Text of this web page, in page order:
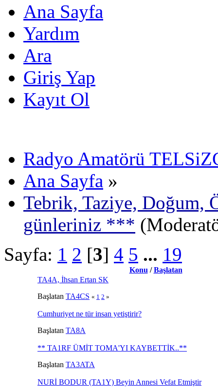
Ana Sayfa
Yardım
Ara
Giriş Yap
Kayıt Ol
Radyo Amatörü
Ana Sayfa »
Tebrik, Taziye, Doğum,
günleriniz ***
Sayfa: 1 2 [3] 4 5 ... 19
Konu /Başlatan
TA4A, İhsan Ertan SK
Başlatan TA4CS « 1 2 »
Cumhuriyet ne tür insan yetiştirir?
Başlatan TA8A
** TA1RF ÜMİT TOMA'YI KAYBETTİK..**
Başlatan TA3ATA
NURİ BODUR (TA1Y) Beyin Annesi Vefat Etmiştir